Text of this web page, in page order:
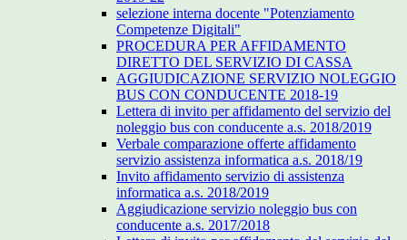
selezione interna docente "Potenziamento
Competenze Digitali"
PROCEDURA PER AFFIDAMENTO
DIRETTO DEL SERVIZIO DI CASSA
AGGIUDICAZIONE SERVIZIO NOLEGGIO
BUS CON CONDUCENTE 2018-19
Lettera di invito per affidamento del servizio del
noleggio bus con conducente a.s. 2018/2019
Verbale comparazione offerte affidamento
servizio assistenza informatica a.s. 2018/19
Invito affidamento servizio di assistenza
informatica a.s. 2018/2019
Aggiudicazione servizio noleggio bus con
conducente a.s. 2017/2018